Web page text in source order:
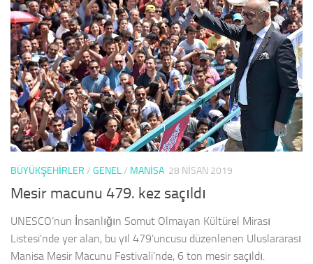
BÜYÜKŞEHİRLER / GENEL/ MANISA 28 NISAN 2019
Mesir macunu 479. kez saçıldı
UNESCO’nun İnsanlığın Somut Olmayan Kültürel Mirası
Listesi’nde yer alan, bu yıl 479’uncusu düzenlenen Uluslararası
Manisa Mesir Macunu Festivali’nde, 6 ton mesir saçıldı.